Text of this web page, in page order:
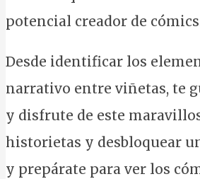
potencial creador de
Desde identificar los
narrativo entre viñetas, te
y disfrute de este
historietas y desbloquear
y prepárate para ver los